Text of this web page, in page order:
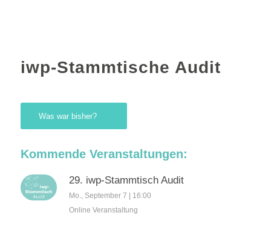
iwp-Stammtische Audit
Was war bisher?
Kommende Veranstaltungen:
29. iwp-Stammtisch Audit
Mo., September 7 | 16:00
Online Veranstaltung